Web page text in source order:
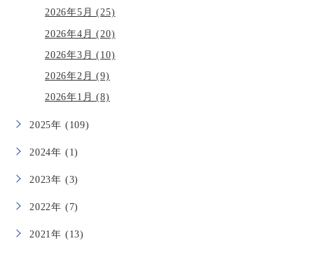
2026年5月 (25)
2026年4月 (20)
2026年3月 (10)
2026年2月 (9)
2026年1月 (8)
2025年 (109)
2024年 (1)
2023年 (3)
2022年 (7)
2021年 (13)